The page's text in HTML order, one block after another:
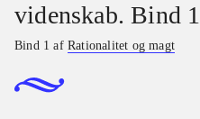
videnskab. Bind 1
Bind 1 afRationalitet og magt